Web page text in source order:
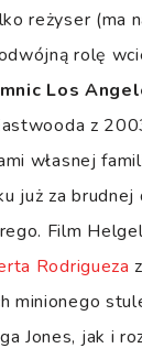
reżyser (ma
rolę
Los
z
własnej
już za
Film
Rodrigueza
minionego
Jones, jak i